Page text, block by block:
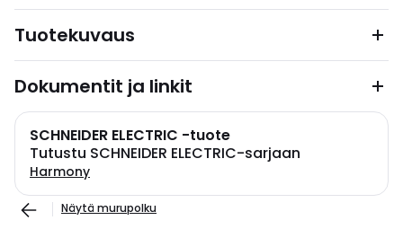
Tuotekuvaus
Dokumentit ja linkit
SCHNEIDER ELECTRIC -tuote
Tutustu SCHNEIDER ELECTRIC-sarjaan
Harmony
Näytä murupolku